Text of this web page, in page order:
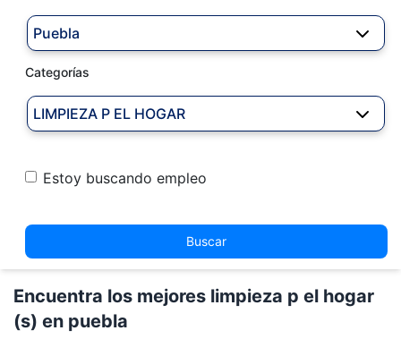
Puebla
Categorías
LIMPIEZA P EL HOGAR
Estoy buscando empleo
Buscar
Encuentra los mejores limpieza p el hogar
(s) en puebla